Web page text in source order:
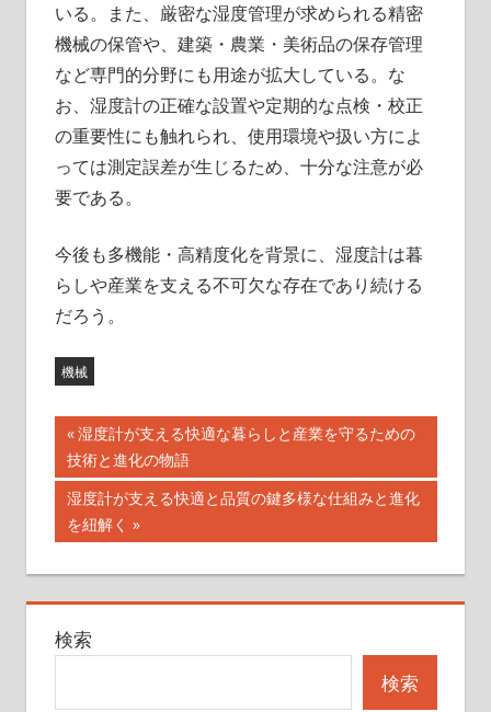
いる。また、厳密な湿度管理が求められる精密
機械の保管や、建築・農業・美術品の保存管理
など専門的分野にも用途が拡大している。な
お、湿度計の正確な設置や定期的な点検・校正
の重要性にも触れられ、使用環境や扱い方によ
っては測定誤差が生じるため、十分な注意が必
要である。
今後も多機能・高精度化を背景に、湿度計は暮
らしや産業を支える不可欠な存在であり続ける
だろう。
機械
投
稿
ナ
ビ
ゲ
ー
前
の
記
事:
湿度計が支える快適な暮らしと産業を守るための
技術と進化の物語
次
の
事:
湿度計が支える快適と品質の鍵多様な仕組みと進化
を紐解く
検索
検索